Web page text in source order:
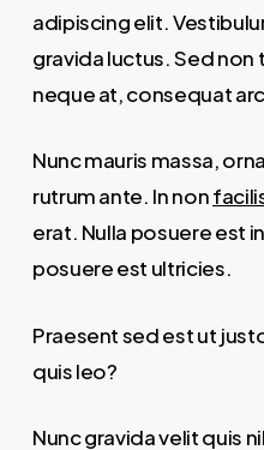
adipiscing elit.
gravida luctus. Sed
neque at, consequat
Nunc mauris massa,
rutrum ante. In non
erat. Nulla posuere est
posuere est ultricies.
Praesent sed est ut
quis leo?
Nunc gravida velit quis